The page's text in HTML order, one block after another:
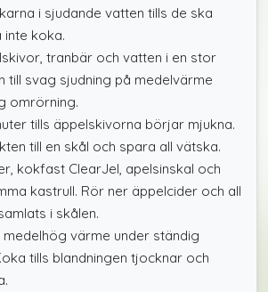
i sjudande vatten tills de ska
inte koka.
tranbär och vatten i en stor
till svag sjudning på medelvärme
omrörning.
tills äppelskivorna börjar mjukna.
till en skål och spara all vätska.
kokfast ClearJel, apelsinskal och
kastrull. Rör ner äppelcider och all
i skålen.
medelhög värme under ständig
tills blandningen tjocknar och